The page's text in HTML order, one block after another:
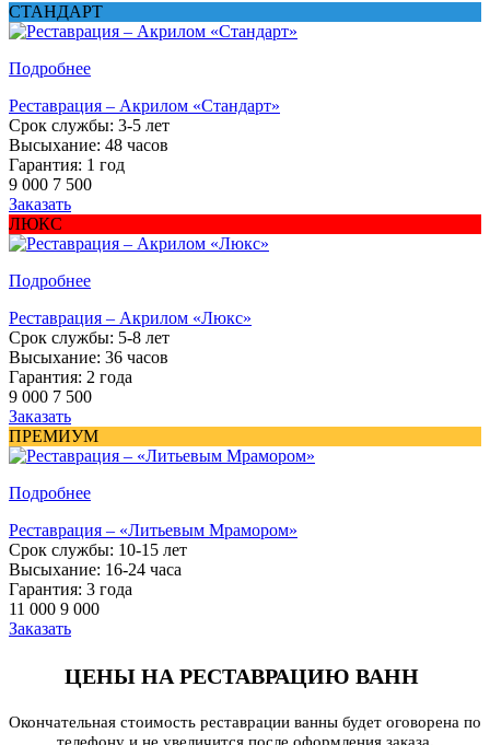
СТАНДАРТ
Подробнее
Реставрация – Акрилом «Стандарт»
Срок службы: 3-5 лет
Высыхание: 48 часов
Гарантия: 1 год
9 000 7 500
Заказать
ЛЮКС
Подробнее
Реставрация – Акрилом «Люкс»
Срок службы: 5-8 лет
Высыхание: 36 часов
Гарантия: 2 года
9 000 7 500
Заказать
ПРЕМИУМ
Подробнее
Реставрация – «Литьевым Мрамором»
Срок службы: 10-15 лет
Высыхание: 16-24 часа
Гарантия: 3 года
11 000 9 000
Заказать
ЦЕНЫ НА РЕСТАВРАЦИЮ ВАНН
Окончательная стоимость реставрации ванны будет оговорена по
телефону и не увеличится после оформления заказа.